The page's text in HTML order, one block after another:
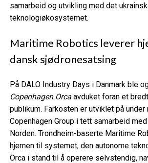
samarbeid og utvikling med det
teknologiøkosystemet.
Maritime Robotics leverer
dansk sjødronesatsing
På DALO Industry Days i Danmark ble
Copenhagen Orca avduket foran et
publikum. Farkosten er utviklet på under
Copenhagen Group i tett samarbeid
Norden. Trondheim-baserte Maritime
hjernen til systemet, den autonome
Orca i stand til å operere selvstendig,